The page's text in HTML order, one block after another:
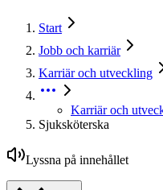
Start
Jobb och karriär
Karriär och utveckling
Karriär och
Sjuksköterska
Lyssna på innehållet